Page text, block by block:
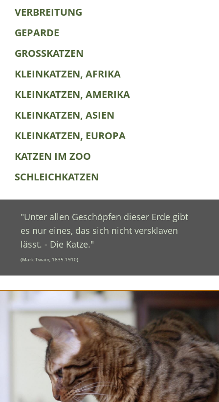
VERBREITUNG
GEPARDE
GROSSKATZEN
KLEINKATZEN, AFRIKA
KLEINKATZEN, AMERIKA
KLEINKATZEN, ASIEN
KLEINKATZEN, EUROPA
KATZEN IM ZOO
SCHLEICHKATZEN
"Unter allen Geschöpfen dieser Erde gibt
es nur eines, das sich nicht versklaven
lässt. - Die Katze."
(Mark Twain, 1835-1910)